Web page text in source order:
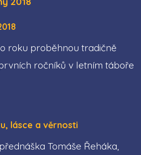
roku proběhnou tradičně
ročníků v letním táboře
lásce a věrnosti
Tomáše Řeháka,